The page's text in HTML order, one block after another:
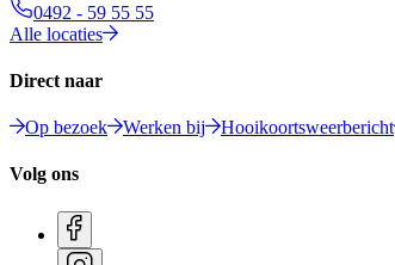
0492 - 59 55 55
Alle locaties
Direct naar
Op bezoek Werken bij Hooikoortsweerbericht
Volg ons